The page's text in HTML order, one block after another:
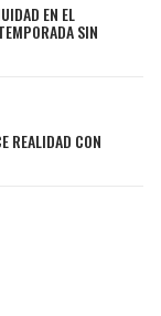
EN EL
SIN
REALIDAD CON